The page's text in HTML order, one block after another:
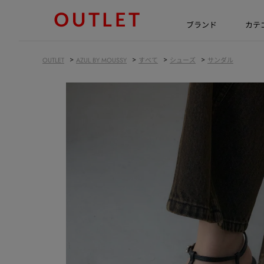
ブランド カテ
OUTLET > AZUL BY MOUSSY > すべて > シューズ > サンダル